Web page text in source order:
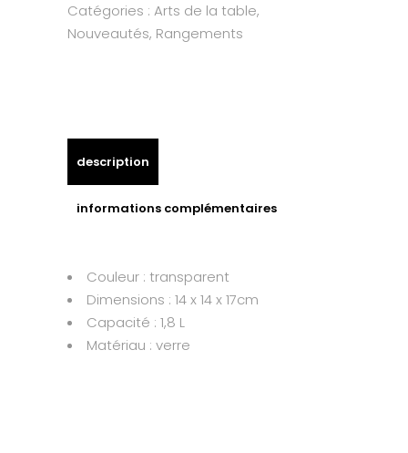
Catégories : Arts de la table,
Nouveautés, Rangements
description
informations complémentaires
Couleur : transparent
Dimensions : 14 x 14 x 17cm
Capacité : 1,8 L
Matériau : verre